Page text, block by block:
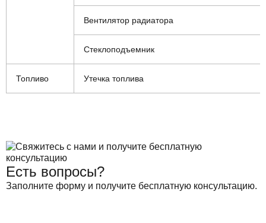
Вентилятор радиатора
Стеклоподъемник
Топливо Утечка топлива
Есть вопросы?
Заполните форму и получите бесплатную консультацию.